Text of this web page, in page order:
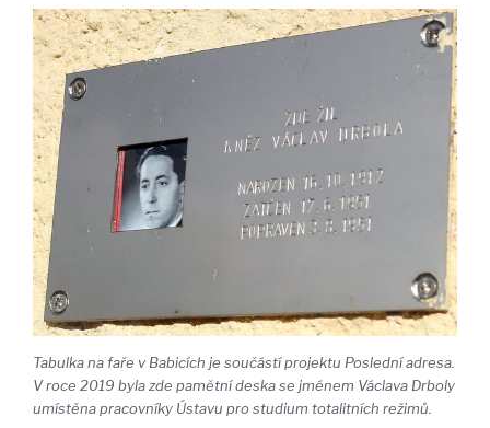
Tabulka na faře v Babicích je součástí projektu Poslední adresa.
V roce 2019 byla zde pamětní deska se jménem Václava Drboly
umístěna pracovníky Ústavu pro studium totalitních režimů.